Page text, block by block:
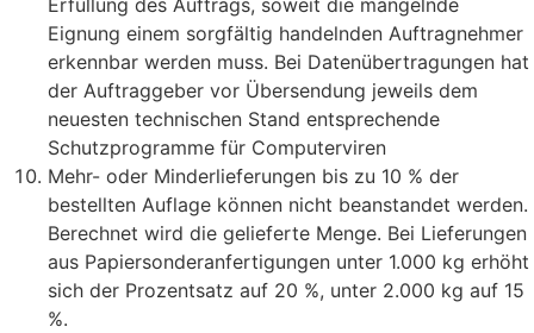
Erfüllung des Auftrags, soweit die mangelnde
Eignung einem sorgfältig handelnden Auftragnehmer
erkennbar werden muss. Bei Datenübertragungen hat
der Auftraggeber vor Übersendung jeweils dem
neuesten technischen Stand entsprechende
Schutzprogramme für Computerviren
Mehr- oder Minderlieferungen bis zu 10 % der
bestellten Auflage können nicht beanstandet werden.
Berechnet wird die gelieferte Menge. Bei Lieferungen
aus Papiersonderanfertigungen unter 1.000 kg erhöht
sich der Prozentsatz auf 20 %, unter 2.000 kg auf 15
%.